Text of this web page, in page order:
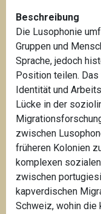
Beschreibung
Die Lusophonie
Gruppen und
Sprache, jedoch
Position teilen.
Identität und
Lücke in der
zwischen
früheren Kolonien
komplexen
zwischen
kapverdischen
Schweiz, wohin die